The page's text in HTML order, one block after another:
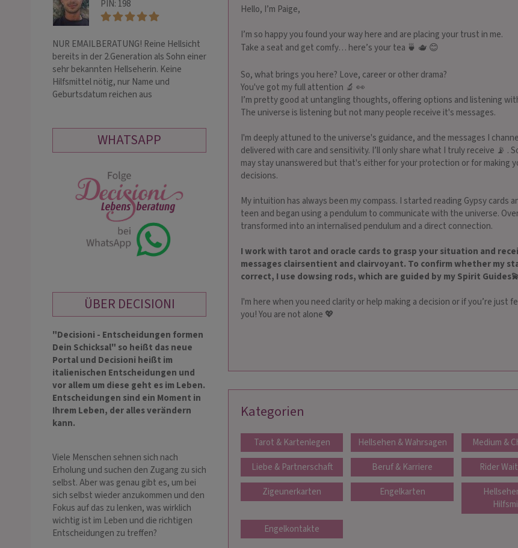
PIN: 198
NUR EMAILBERATUNG! Reine Hellsicht
bereits in der 2.Generation als Sohn einer
sehr bekannten Hellseherin. Keine
Hilfsmittel nötig, nur Name und
Geburtsdatum reichen aus
PIN: 292
! KEINE ANRUFE ! Hellsichtige,
Hilfsmittel. Hohe Trefferquote! Durch
Engelkontakte erhalte ich Botschaften,
tiefer Blick in die Seele des anderen
*˜˜* -Hellsichtiges Medium, Kartenlegen,
Rundfunk *˜˜* Expertin der Liebe für
WHATSAPP
ÜBER DECISIONI
"Decisioni - Entscheidungen formen
Dein Schicksal" so heißt das neue
Portal und Decisioni heißt im
italienischen Entscheidungen und
vor allem um diese geht es im Leben.
Entscheidungen sind ein Moment in
Ihrem Leben, der alles verändern
kann.
Viele Menschen sehnen sich nach
Erholung und suchen den Zugang zu sich
selbst. Aber was genau gibt es, um bei
sich selbst wieder anzukommen und den
Fokus auf das zu lenken, was wirklich
wichtig ist im Leben und die richtigen
Entscheidungen zu treffen?
Hello, I’m Paige,
I’m so happy you found your way here and are placing your trust in me.
Take a seat and get comfy… here’s your tea 🍵 🫖 😊
So, what brings you here? Love, career or other drama?
You've got my full attention 🔬 👀
I’m pretty good at untangling thoughts, offering options and listening
The universe is listening but not many people receive it's messages.
I'm deeply attuned to the universe's guidance, and the messages I
delivered with care and sensitivity. I’ll only share what I truly receive 📡 .
may stay unanswered but that's either for your protection or for making
decisions.
My intuition has always been my compass. I started reading Gypsy cards
teen and began using a pendulum to communicate with the universe.
transformed into an internalised pendulum and a direct connection.
I work with tarot and oracle cards to grasp your situation and
messages clairsentient and clairvoyant. To confirm whether my
correct, I use dowsing rods, which are guided by my Spirit
I'm here when you need clarity or help making a decision or if you’re just
you! You are not alone 💖
Kategorien
Tarot & Kartenlegen Hellsehen & Wahrsagen
Medium &
Liebe & Partnerschaft
Beruf & Karriere
Rider
Zigeunerkarten
Engelkarten
Engelkontakte